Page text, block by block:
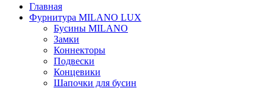
Главная
Фурнитура MILANO LUX
Бусины MILANO
Замки
Коннекторы
Подвески
Концевики
Шапочки для бусин